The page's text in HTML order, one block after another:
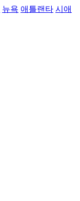
뉴욕 애틀랜타 시애